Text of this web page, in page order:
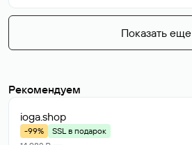
Показать еще
Рекомендуем
ioga.shop
-99%
SSL в подарок